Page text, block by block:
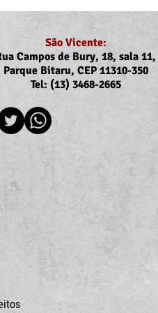
dos
na folha
em
São Vicente:
Campos de Bury, 18, sala 11,
Parque Bitaru, CEP 11310-350
Tel: (13) 3468-2665